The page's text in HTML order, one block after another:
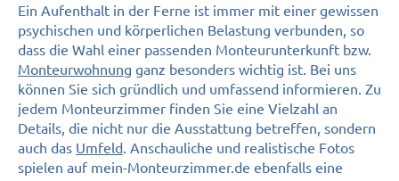
Ein Aufenthalt in der Ferne ist immer mit einer gewissen
psychischen und körperlichen Belastung verbunden, so
dass die Wahl einer passenden Monteurunterkunft bzw.
Monteurwohnung ganz besonders wichtig ist. Bei uns
können Sie sich gründlich und umfassend informieren. Zu
jedem Monteurzimmer finden Sie eine Vielzahl an
Details, die nicht nur die Ausstattung betreffen, sondern
auch das Umfeld. Anschauliche und realistische Fotos
spielen auf mein-Monteurzimmer.de ebenfalls eine